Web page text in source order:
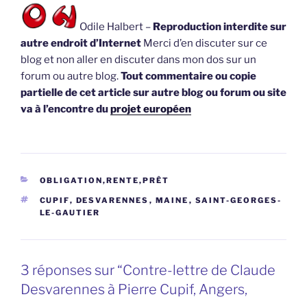
Odile Halbert – Reproduction interdite sur
autre endroit d’Internet Merci d’en discuter sur ce
blog et non aller en discuter dans mon dos sur un
forum ou autre blog.Tout commentaire ou copie
partielle de cet article sur autre blog ou forum ou site
va à l’encontre duprojet européen
CATÉGORIES
OBLIGATION,RENTE,PRÊT
ÉTIQUETTES
CUPIF, DESVARENNES , MAINE , SAINT-GEORGES-
LE-GAUTIER
3 réponses sur “Contre-lettre de Claude
Desvarennes à Pierre Cupif, Angers,